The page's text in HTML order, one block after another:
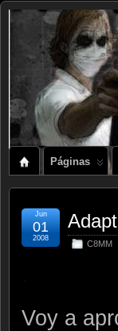
Páginas
C8MM
Jun
01
2008
Voy a